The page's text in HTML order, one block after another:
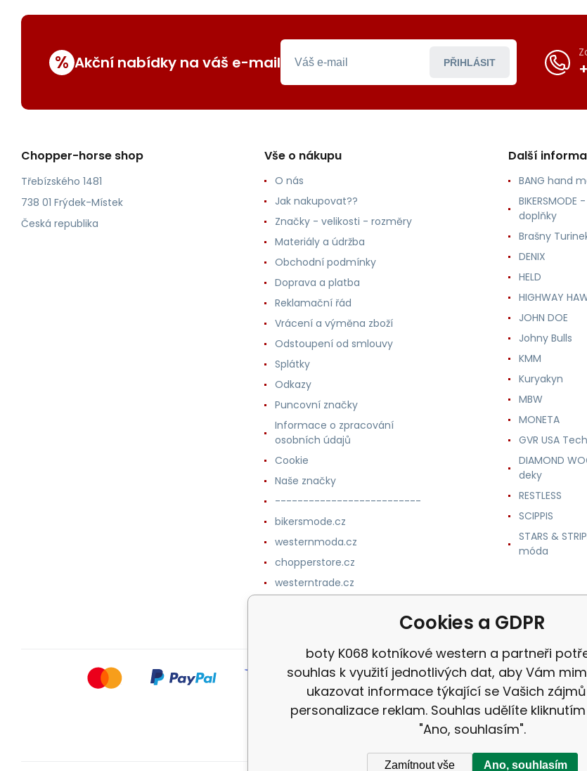
% Akční nabídky na váš e-mail PŘIHLÁSIT
Chopper-horse shop
Třebízského 1481
738 01 Frýdek-Místek
Česká republika
Vše o nákupu
O nás
Jak nakupovat??
Značky - velikosti - rozměry
Materiály a údržba
Obchodní podmínky
Doprava a platba
Reklamační řád
Vrácení a výměna zboží
Odstoupení od smlouvy
Splátky
Odkazy
Puncovní značky
Informace o zpracování
osobních údajů
Cookie
Naše značky
--------------------------
bikersmode.cz
westernmoda.cz
chopperstore.cz
westerntrade.cz
Další
BANG hand
doplňky
Brašny
DENIX
HELD
HIGHWAY
JOHN DOE
Johny Bulls
KMM
Kuryakyn
MBW
MONETA
GVR USA
DIAMOND
deky
RESTLESS
SCIPPIS
STARS &
móda
Cookies a GDPR
boty K068 kotníkové western a partneři
souhlas k využití jednotlivých dat, aby Vám
ukazovat informace týkající se Vašich
personalizace reklam. Souhlas udělíte
"Ano, souhlasím".
Zamítnout vše Ano, souhlasím